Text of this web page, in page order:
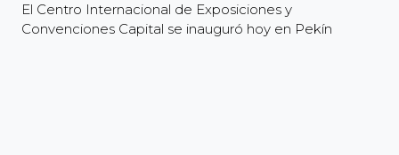
El Centro Internacional de Exposiciones y
Convenciones Capital se inauguró hoy en Pekín